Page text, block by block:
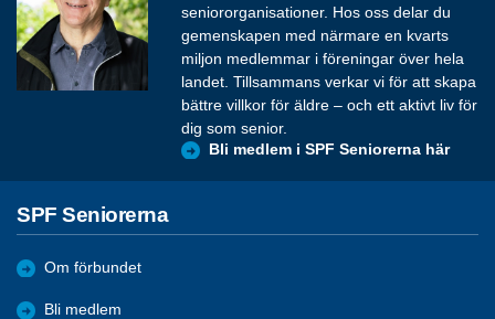
seniororganisationer. Hos oss delar du
gemenskapen med närmare en kvarts
miljon medlemmar i föreningar över hela
landet. Tillsammans verkar vi för att skapa
bättre villkor för äldre – och ett aktivt liv för
dig som senior.
Bli medlem i SPF Seniorerna här
SPF Seniorerna
Om förbundet
Bli medlem